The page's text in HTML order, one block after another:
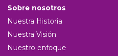
Sobre nosotros
Nuestra Historia
Nuestra Visión
Nuestro enfoque